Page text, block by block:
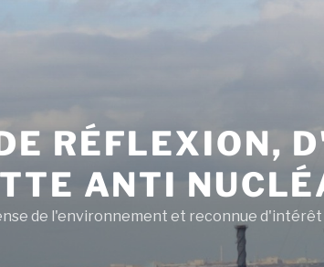
RÉFLEXION,
ANTI
de l'environnement et reconnue